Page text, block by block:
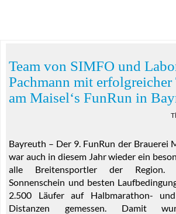
Team von SIMFO und
Pachmann mit erfolgreicher
am Maisel‘s FunRun in
Bayreuth – Der 9. FunRun der Brauerei
war auch in diesem Jahr wieder ein
alle Breitensportler der Region.
Sonnenschein und besten
2.500 Läufer auf Halbmarathon-
Distanzen gemessen. Damit